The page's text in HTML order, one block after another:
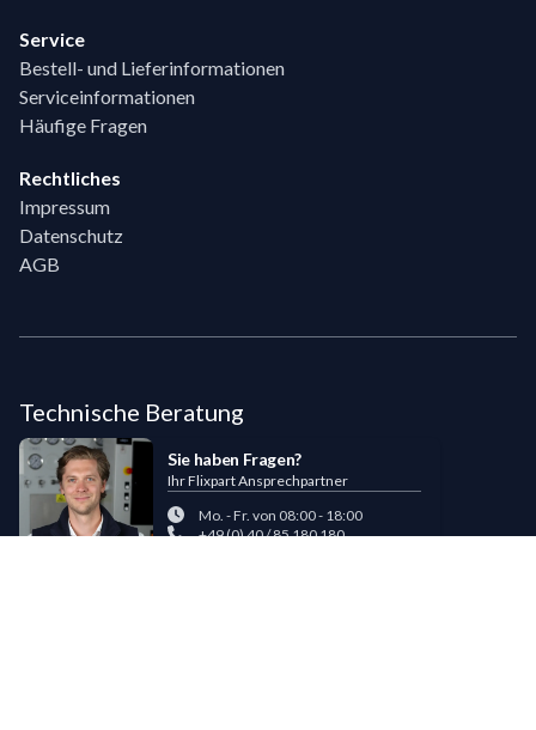
Service
Bestell- und Lieferinformationen
Serviceinformationen
Häufige Fragen
Rechtliches
Impressum
Datenschutz
AGB
Technische Beratung
Sie haben Fragen?
Ihr Flixpart Ansprechpartner
Mo. - Fr. von 08:00 - 18:00
+49 (0) 40 / 85 180 180